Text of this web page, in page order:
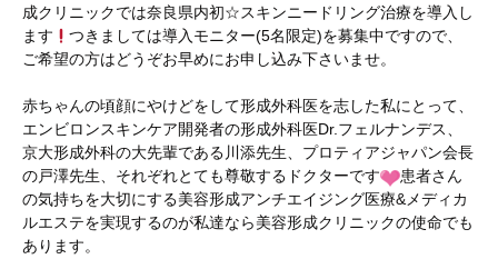
成クリニックでは奈良県内初☆スキンニードリング治療を導入し
ます
つきましては導入モニター(5名限定)を募集中ですので、
ご希望の方はどうぞお早めにお申し込み下さいませ。
赤ちゃんの頃顔にやけどをして形成外科医を志した私にとって、
エンビロンスキンケア開発者の形成外科医Dr.フェルナンデス、
京大形成外科の大先輩である川添先生、プロティアジャパン会長
の戸澤先生、それぞれとても尊敬するドクターです
患者さん
の気持ちを大切にする美容形成アンチエイジング医療&メディカ
ルエステを実現するのが私達なら美容形成クリニックの使命でも
あります。